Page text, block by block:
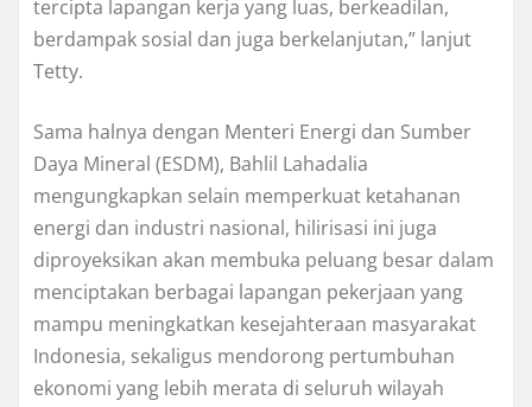
tercipta lapangan kerja yang luas, berkeadilan,
berdampak sosial dan juga berkelanjutan,” lanjut
Tetty.
Sama halnya dengan Menteri Energi dan Sumber
Daya Mineral (ESDM), Bahlil Lahadalia
mengungkapkan selain memperkuat ketahanan
energi dan industri nasional, hilirisasi ini juga
diproyeksikan akan membuka peluang besar dalam
menciptakan berbagai lapangan pekerjaan yang
mampu meningkatkan kesejahteraan masyarakat
Indonesia, sekaligus mendorong pertumbuhan
ekonomi yang lebih merata di seluruh wilayah